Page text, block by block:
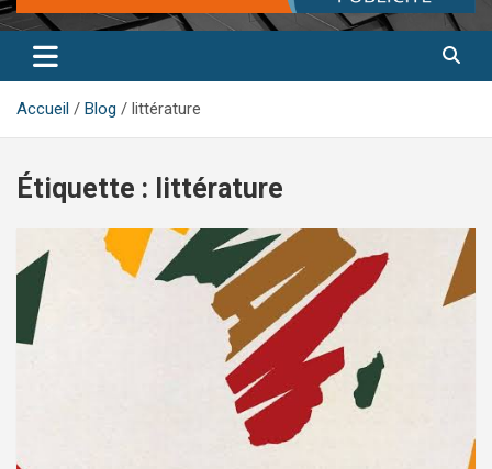
Accueil Blog littérature
Étiquette : littérature